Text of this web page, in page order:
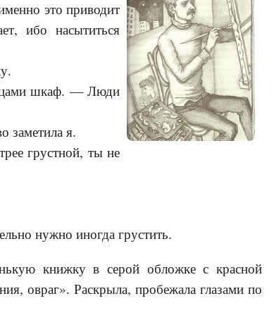
это приводит
ибо насытиться
шкаф. — Люди
заметила я.
грустной, ты не
нужно иногда грустить.
книжку в серой обложке с красной
овраг». Раскрыла, пробежала глазами по